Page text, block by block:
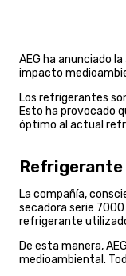
AEG ha anunciado
impacto
Los refrigerantes
Esto ha provocado
óptimo al actual
Refrigerante
La compañía,
secadora serie
refrigerante
De esta manera,
medioambiental.